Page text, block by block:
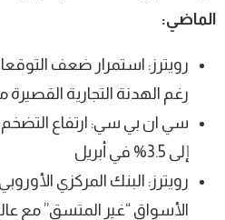
الماضي:
رويترز: استمرار ضعف
رغم الهدنة التجارية
سي ان بي سي: ارتفاع التضخم
إلى 3.5% في أبريل
رويترز: البنك المركزي
الأسواق “غير المتسق” مع